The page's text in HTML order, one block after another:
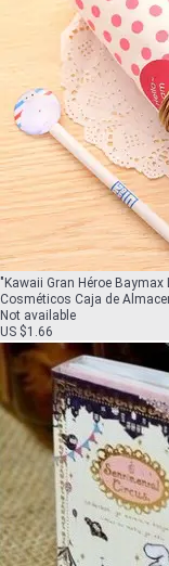
" Kawaii Gran Héroe
Cosméticos Caja de
Not available
US $1.66